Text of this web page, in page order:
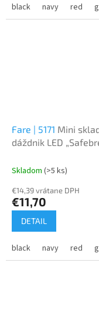
black navy red
Fare | 5171 Mini
dáždnik LED
Skladom (>5 ks)
€14,39 vrátane DPH
€11,70
DETAIL
black navy red